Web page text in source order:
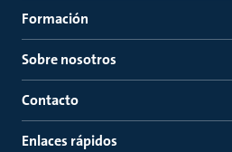
Formación
Sobre nosotros
Contacto
Enlaces rápidos